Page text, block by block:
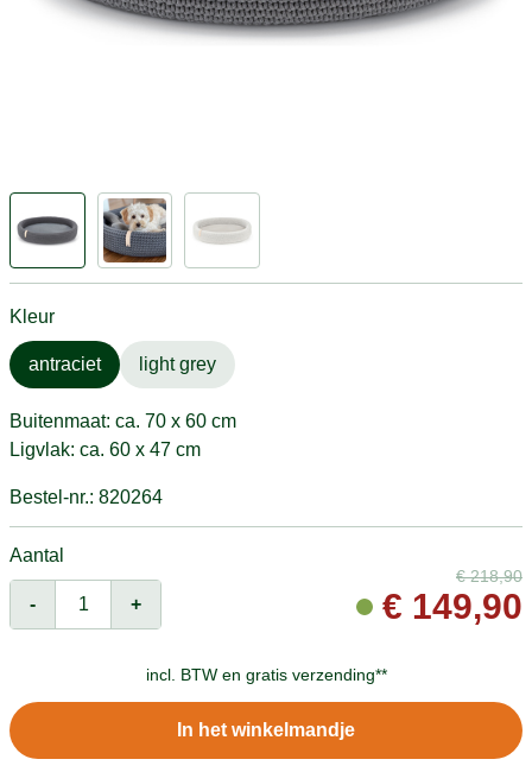
Kleur
antraciet light grey
Buitenmaat: ca. 70 x 60 cm
Ligvlak: ca. 60 x 47 cm
Bestel-nr.: 820264
Aantal
- +
€218,90
€ 149,90
incl. BTW en gratis verzending**
In het winkelmandje